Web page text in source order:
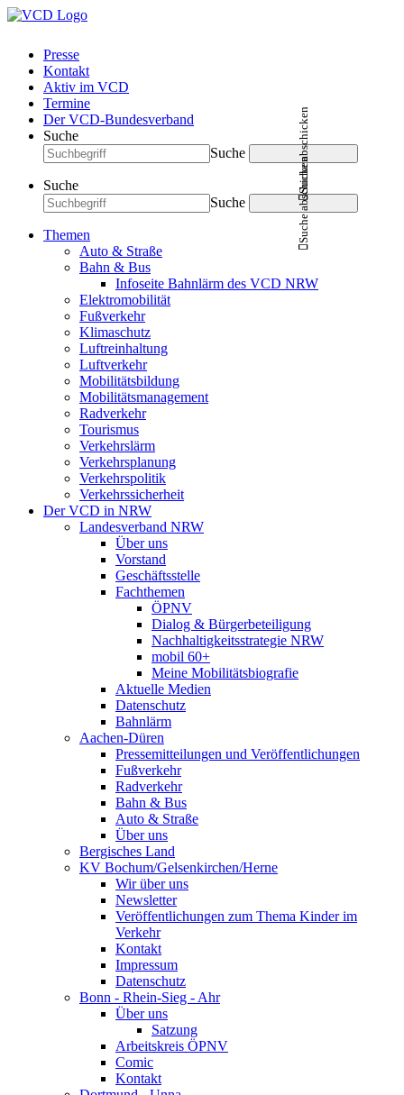
Presse
Kontakt
Aktiv im VCD
Termine
Der VCD-Bundesverband
Suche
Suche
Suche abschicken
Suche
Suche
Suche abschicken
Themen
Auto & Straße
Bahn & Bus
Infoseite Bahnlärm des VCD NRW
Elektromobilität
Fußverkehr
Klimaschutz
Luftreinhaltung
Luftverkehr
Mobilitätsbildung
Mobilitätsmanagement
Radverkehr
Tourismus
Verkehrslärm
Verkehrsplanung
Verkehrspolitik
Verkehrssicherheit
Der VCD in NRW
Landesverband NRW
Über uns
Vorstand
Geschäftsstelle
Fachthemen
ÖPNV
Dialog & Bürgerbeteiligung
Nachhaltigkeitsstrategie NRW
mobil 60+
Meine Mobilitätsbiografie
Aktuelle Medien
Datenschutz
Bahnlärm
Aachen-Düren
Pressemitteilungen und Veröffentlichungen
Fußverkehr
Radverkehr
Bahn & Bus
Auto & Straße
Über uns
Bergisches Land
KV Bochum/Gelsenkirchen/Herne
Wir über uns
Newsletter
Veröffentlichungen zum Thema Kinder im
Verkehr
Kontakt
Impressum
Datenschutz
Bonn - Rhein-Sieg - Ahr
Über uns
Satzung
Arbeitskreis ÖPNV
Comic
Kontakt